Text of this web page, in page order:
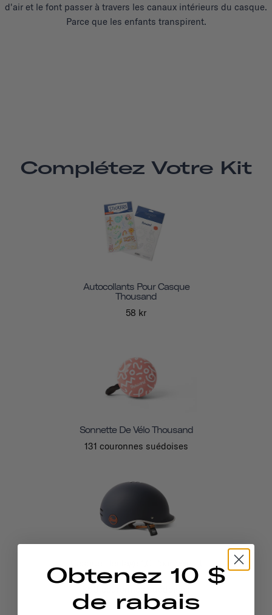
d'air et le font passer à travers les canaux intérieurs du casque.
Parce que les enfants transpirent.
Complétez Votre Kit
Autocollants Pour Casque
Thousand
58 kr
Sonnette De Vélo Thousand
131 couronnes suédoises
Skate
Obtenez 10 $
de rabais